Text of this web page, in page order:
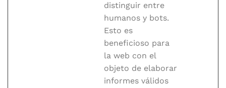
distinguir entre
humanos y bots.
Esto es
beneficioso para
la web con el
objeto de elaborar
informes válidos